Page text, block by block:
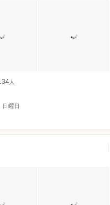
人
日曜日